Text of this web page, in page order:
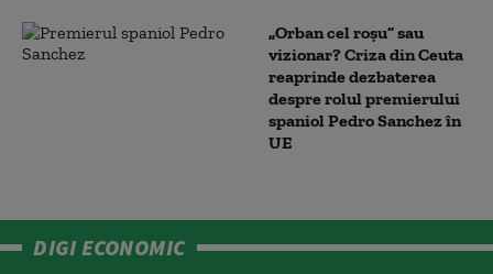
„Orban cel roșu” sau
vizionar? Criza din Ceuta
reaprinde dezbaterea
despre rolul premierului
spaniol Pedro Sanchez în
UE
DIGI ECONOMIC